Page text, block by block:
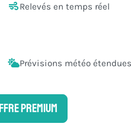
Relevés en temps réel
Prévisions météo étendues
Premium